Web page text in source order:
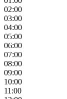
02:00
03:00
04:00
05:00
06:00
07:00
08:00
09:00
10:00
11:00